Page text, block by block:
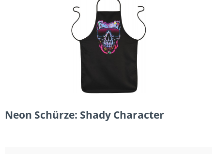
Neon Schürze: Shady Character